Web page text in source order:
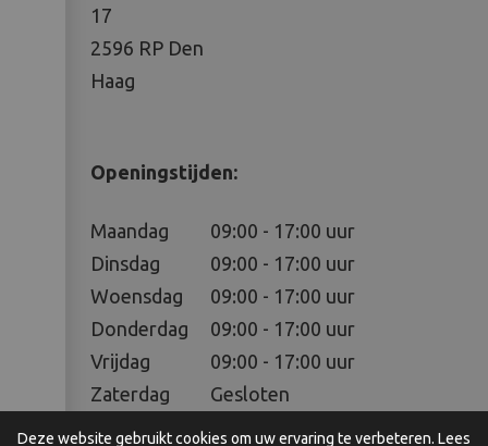
17
2596 RP Den
Haag
Openingstijden:
Maandag
09:00 - 17:00 uur
Dinsdag
09:00 - 17:00 uur
Woensdag
09:00 - 17:00 uur
Donderdag 09:00 - 17:00 uur
Vrijdag
09:00 - 17:00 uur
Zaterdag
Gesloten
Zondag
Deze website gebruikt cookies om uw ervaring te verbeteren. Lees